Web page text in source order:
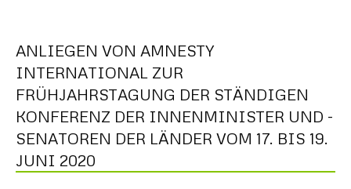
ANLIEGEN VON AMNESTY
INTERNATIONAL ZUR
FRÜHJAHRSTAGUNG DER STÄNDIGEN
KONFERENZ DER INNENMINISTER UND -
SENATOREN DER LÄNDER VOM 17. BIS 19.
JUNI 2020